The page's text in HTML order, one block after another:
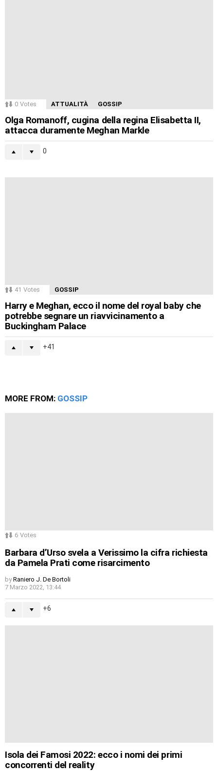
0 Votes ATTUALITÀ GOSSIP
Olga Romanoff, cugina della regina Elisabetta II,
attacca duramente Meghan Markle
0
41 Votes GOSSIP
Harry e Meghan, ecco il nome del royal baby che
potrebbe segnare un riavvicinamento a
Buckingham Palace
41
MORE FROM: GOSSIP
6 Votes
Barbara d’Urso svela a Verissimo la cifra richiesta
da Pamela Prati come risarcimento
by Raniero J. De Bortoli
7 Marzo 2022, 13:44
6
Isola dei Famosi 2022: ecco i nomi dei primi
concorrenti del reality